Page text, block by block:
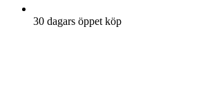
30 dagars öppet köp